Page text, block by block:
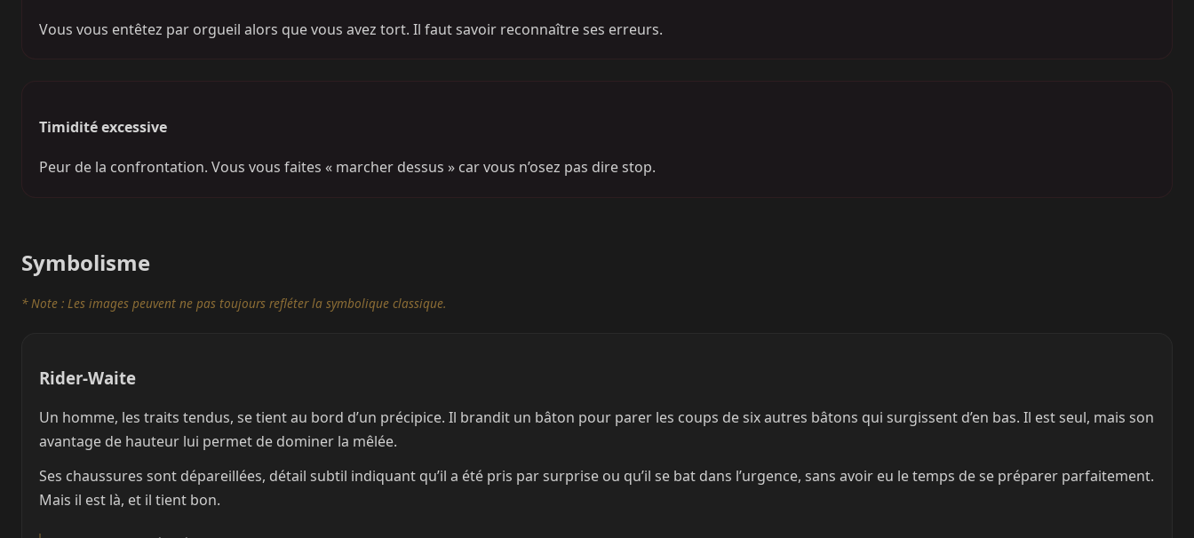
Vous vous entêtez par orgueil alors que vous avez tort. Il faut savoir reconnaître ses erreurs.
Timidité excessive
Peur de la confrontation. Vous vous faites « marcher dessus » car vous n’osez pas dire stop.
Symbolisme
* Note : Les images peuvent ne pas toujours refléter la symbolique classique.
Rider-Waite
Un homme, les traits tendus, se tient au bord d’un précipice. Il brandit un bâton pour parer les coups de six autres bâtons qui surgissent d’en bas. Il est seul, mais son
avantage de hauteur lui permet de dominer la mêlée.
Ses chaussures sont dépareillées, détail subtil indiquant qu’il a été pris par surprise ou qu’il se bat dans l’urgence, sans avoir eu le temps de se préparer parfaitement.
Mais il est là, et il tient bon.